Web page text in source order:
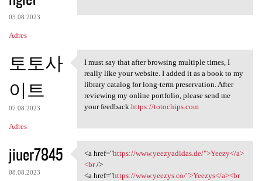
03.08.2023
Adres
토토사
이트
07.08.2023
Adres
I must say that after
I must say that after browsing multiple times, I
really like your website. I added it as a book to my
library catalog for long-term preservation. After
reviewing my online portfolio, please send me
your feedback.https://totochips.com
jiuer7845
08.08.2023
<a href="https://www
<a href="https://www.yeezyadidas.de/">Yeezy</a>
<br/>
<a href="https://www.yeezys.co/">Yeezys</a><br